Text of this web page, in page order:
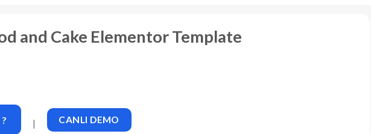
and Cake Elementor Template
| CANLI DEMO